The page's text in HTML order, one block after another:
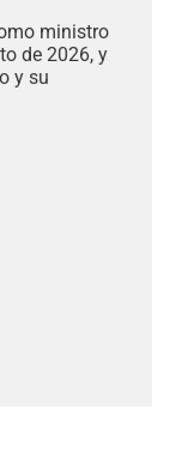
ministro
de 2026, y
y su